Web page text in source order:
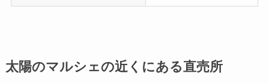
太陽のマルシェの近くにある直売所